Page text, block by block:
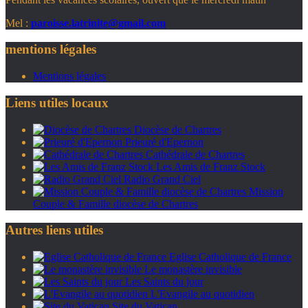
Mel : paroisse.latrinite@gmail.com
mentions légales
Mentions légales
Liens utiles locaux
Diocèse de Chartres
Prieuré d'Epernon
Cathédrale de Chartres
Les Amis de Franz Stock
Radio Grand Ciel
Mission
Couple & Famille diocèse de Chartres
Autres liens utiles
Eglise Catholique de France
Le monastère invisible
Les Saints du jour
L'Evangile au quotidien